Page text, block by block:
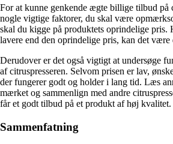
For at kunne genkende ægte billige tilbud på
nogle vigtige faktorer, du skal være
skal du kigge på produktets oprindelige pris.
lavere end den oprindelige pris, kan det være
Derudover er det også vigtigt at undersøge
af citruspresseren. Selvom prisen er lav,
der fungerer godt og holder i lang tid. Læs
mærket og sammenlign med andre
får et godt tilbud på et produkt af høj kvalitet.
Sammenfatning